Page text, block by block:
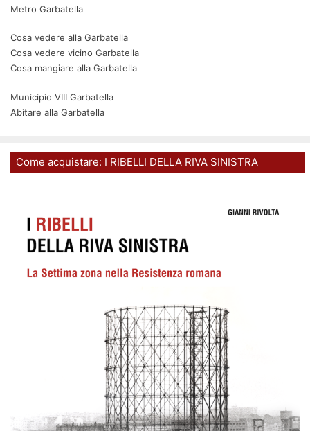
Metro Garbatella
Cosa vedere alla Garbatella
Cosa vedere vicino Garbatella
Cosa mangiare alla Garbatella
Municipio VIII Garbatella
Abitare alla Garbatella
Come acquistare: I RIBELLI DELLA RIVA SINISTRA